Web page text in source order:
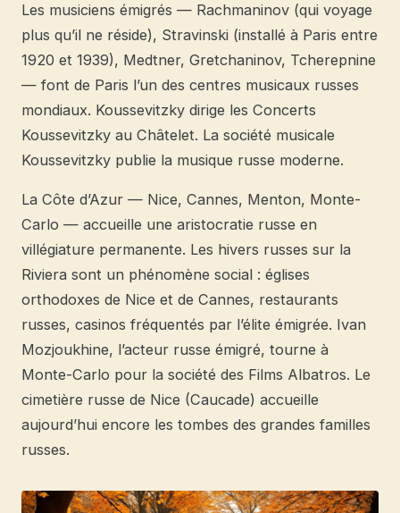
Les musiciens émigrés — Rachmaninov (qui voyage
plus qu’il ne réside), Stravinski (installé à Paris entre
1920 et 1939), Medtner, Gretchaninov, Tcherepnine
— font de Paris l’un des centres musicaux russes
mondiaux. Koussevitzky dirige les Concerts
Koussevitzky au Châtelet. La société musicale
Koussevitzky publie la musique russe moderne.
La Côte d’Azur — Nice, Cannes, Menton, Monte-
Carlo — accueille une aristocratie russe en
villégiature permanente. Les hivers russes sur la
Riviera sont un phénomène social : églises
orthodoxes de Nice et de Cannes, restaurants
russes, casinos fréquentés par l’élite émigrée. Ivan
Mozjoukhine, l’acteur russe émigré, tourne à
Monte-Carlo pour la société des Films Albatros. Le
cimetière russe de Nice (Caucade) accueille
aujourd’hui encore les tombes des grandes familles
russes.